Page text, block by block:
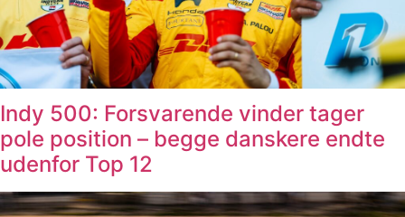
Indy 500: Forsvarende vinder tager
pole position – begge danskere endte
udenfor Top 12